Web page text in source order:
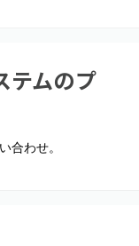
テムのプ
合わせ。